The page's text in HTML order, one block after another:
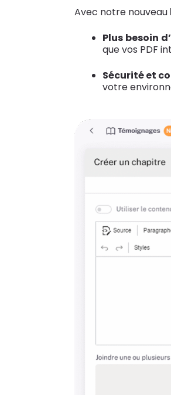
Avec notre nouveau
Plus besoin
que vos PDF
Sécurité et
votre